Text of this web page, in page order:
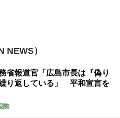
NEWS）
省報道官「広島市長は『偽り
り返している」 平和宣言を
際